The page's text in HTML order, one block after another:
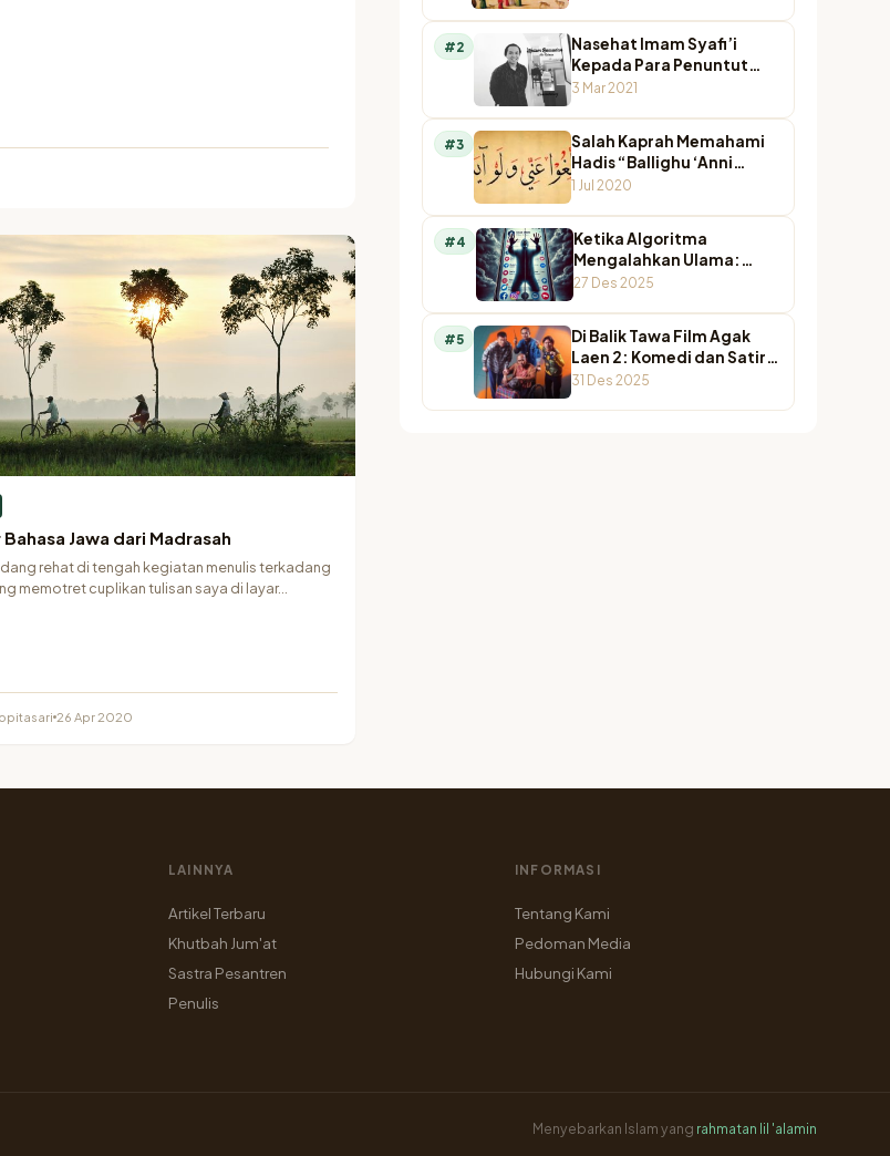
Bahasa Jawa dari Madrasah
rehat di tengah kegiatan menulis terkadang
memotret cuplikan tulisan saya di layar…
26 Apr 2020
#2
Nasehat Imam Syafi’i
Kepada Para Penuntut
Ilmu
3 Mar 2021
#3
Salah Kaprah Memahami
Hadis “Ballighu ‘Anni
Walaw Ayah”
1 Jul 2020
#4
Ketika Algoritma
Mengalahkan Ulama:
Krisis Otoritas
27 Des 2025
#5
Di Balik Tawa Film Agak
Laen 2: Komedi dan Satir
Pada Agamawan
31 Des 2025
LAINNYA
Artikel Terbaru
Khutbah Jum'at
Sastra Pesantren
Penulis
INFORMASI
Tentang Kami
Pedoman Media
Hubungi Kami
Menyebarkan Islam yang rahmatan lil 'alamin